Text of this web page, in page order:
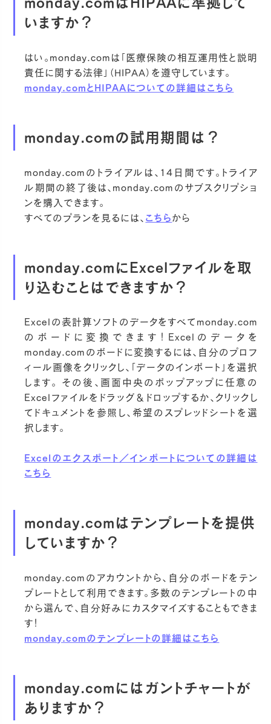
いますか？
はい。monday.comは「医療保険の相互運用性と説明
責任に関する法律」（HIPAA）を遵守しています。
monday.comとHIPAAについての詳細はこちら
monday.comの試用期間は？
monday.comのトライアルは、14日間です。トライア
ル期間の終了後は、monday.comのサブスクリプショ
ンを購入できます。
すべてのプランを見るには、 こちらから
monday.comにExcelファイルを取
り込むことはできますか？
Excelの表計算ソフトのデータをすべてmonday.com
のボードに変換できます！Excelのデータを
monday.comのボードに変換するには、自分のプロフ
ィール画像をクリックし、「データのインポート」を選択
します。 その後、画面中央のポップアップに任意の
Excelファイルをドラッグ＆ドロップするか、クリックし
てドキュメントを参照し、希望のスプレッドシートを選
択します。
Excelのエクスポート／インポートについての詳細は
こちら
monday.comはテンプレートを提供
していますか？
monday.comのアカウントから、自分のボードをテン
プレートとして利用できます。多数のテンプレートの中
から選んで、自分好みにカスタマイズすることもできま
す！
monday.comのテンプレートの詳細はこちら
monday.comにはガントチャートが
ありますか？